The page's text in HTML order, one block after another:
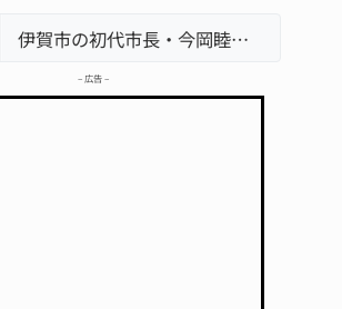
伊賀市の初代市長・今岡睦之さん死去 87歳
– 広告 –